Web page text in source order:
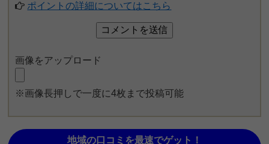
ポイントの詳細についてはこちら
画像をアップロード
※画像長押しで一度に4枚まで投稿可能
地域の口コミを最速でゲット！